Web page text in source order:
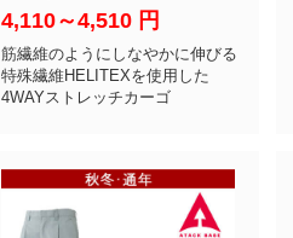
4,110～4,510 円
筋繊維のようにしなやかに伸びる
特殊繊維HELITEXを使用した
4WAYストレッチカーゴ